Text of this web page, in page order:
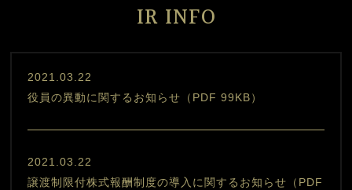
IR INFO
2021.03.22
役員の異動に関するお知らせ（PDF 99KB）
2021.03.22
譲渡制限付株式報酬制度の導入に関するお知らせ（PDF